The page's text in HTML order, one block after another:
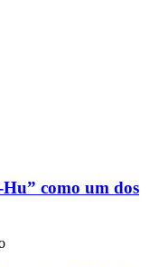
como um dos